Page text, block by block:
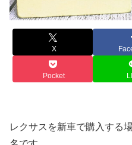
X
Pocket
レクサスを新車で購入する